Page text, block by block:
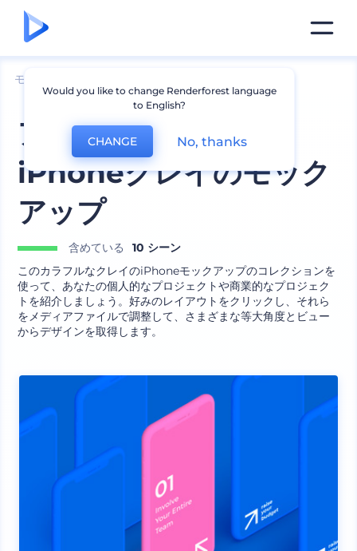
モックアップ
アイソメトリックの
iPhoneクレイのモック
アップ
含めている
10 シーン
このカラフルなクレイのiPhoneモックアップのコレクションを
使って、あなたの個人的なプロジェクトや商業的なプロジェク
トを紹介しましょう。好みのレイアウトをクリックし、それら
をメディアファイルで調整して、さまざまな等大角度とビュー
からデザインを取得します。
Would you like to change Renderforest language
to English?
CHANGE No, thanks